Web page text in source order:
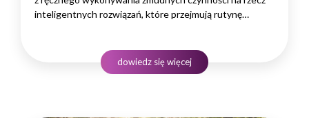
inteligentnych rozwiązań, które przejmują rutynę
rozwojowego to decyzja strategiczna — wpływa
na wydajność zespołów,…
dowiedz się więcej